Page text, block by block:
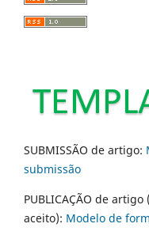
SUBMISSÃO de artigo:
submissão
PUBLICAÇÃO de
aceito): Modelo de